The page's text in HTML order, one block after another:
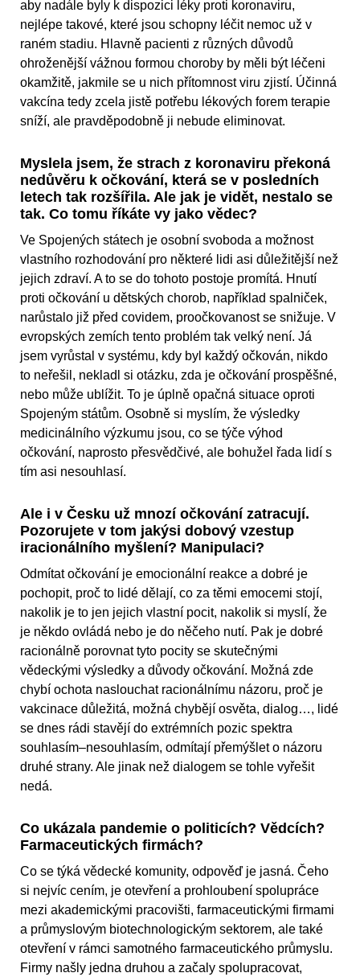
aby nadále byly k dispozici léky proti koronaviru,
nejlépe takové, které jsou schopny léčit nemoc už v
raném stadiu. Hlavně pacienti z různých důvodů
ohroženější vážnou formou choroby by měli být léčeni
okamžitě, jakmile se u nich přítomnost viru zjistí. Účinná
vakcína tedy zcela jistě potřebu lékových forem terapie
sníží, ale pravděpodobně ji nebude eliminovat.
Myslela jsem, že strach z koronaviru překoná
nedůvěru k očkování, která se v posledních
letech tak rozšířila. Ale jak je vidět, nestalo se
tak. Co tomu říkáte vy jako vědec?
Ve Spojených státech je osobní svoboda a možnost
vlastního rozhodování pro některé lidi asi důležitější než
jejich zdraví. A to se do tohoto postoje promítá. Hnutí
proti očkování u dětských chorob, například spalniček,
narůstalo již před covidem, proočkovanost se snižuje. V
evropských zemích tento problém tak velký není. Já
jsem vyrůstal v systému, kdy byl každý očkován, nikdo
to neřešil, nekladl si otázku, zda je očkování prospěšné,
nebo může ublížit. To je úplně opačná situace oproti
Spojeným státům. Osobně si myslím, že výsledky
medicinálního výzkumu jsou, co se týče výhod
očkování, naprosto přesvědčivé, ale bohužel řada lidí s
tím asi nesouhlasí.
Ale i v Česku už mnozí očkování zatracují.
Pozorujete v tom jakýsi dobový vzestup
iracionálního myšlení? Manipulaci?
Odmítat očkování je emocionální reakce a dobré je
pochopit, proč to lidé dělají, co za těmi emocemi stojí,
nakolik je to jen jejich vlastní pocit, nakolik si myslí, že
je někdo ovládá nebo je do něčeho nutí. Pak je dobré
racionálně porovnat tyto pocity se skutečnými
vědeckými výsledky a důvody očkování. Možná zde
chybí ochota naslouchat racionálnímu názoru, proč je
vakcinace důležitá, možná chybějí osvěta, dialog…, lidé
se dnes rádi stavějí do extrémních pozic spektra
souhlasím–nesouhlasím, odmítají přemýšlet o názoru
druhé strany. Ale jinak než dialogem se tohle vyřešit
nedá.
Co ukázala pandemie o politicích? Vědcích?
Farmaceutických firmách?
Co se týká vědecké komunity, odpověď je jasná. Čeho
si nejvíc cením, je otevření a prohloubení spolupráce
mezi akademickými pracovišti, farmaceutickými firmami
a průmyslovým biotechnologickým sektorem, ale také
otevření v rámci samotného farmaceutického průmyslu.
Firmy našly jedna druhou a začaly spolupracovat,